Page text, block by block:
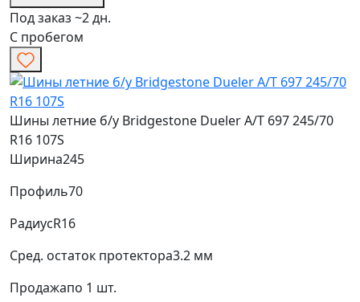
Под заказ ~2 дн.
С пробегом
Шины летние б/у Bridgestone Dueler A/T 697 245/70
R16 107S
Ширина245
Профиль70
РадиусR16
Сред. остаток протектора3.2 мм
Продажапо 1 шт.